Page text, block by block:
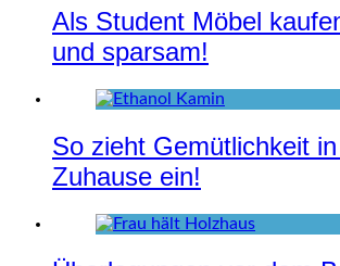
Als Student Möbel
und sparsam!
So zieht Gemütlichkeit
Zuhause ein!